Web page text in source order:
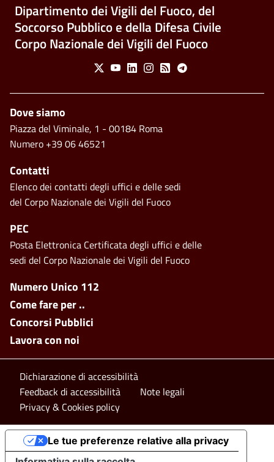
Dipartimento dei Vigili del Fuoco, del
Soccorso Pubblico e della Difesa Civile
Corpo Nazionale dei Vigili del Fuoco
Social Menu
X YoutubeLinkedinInstagram
Feed Telegram
Footer side menu
Numero Unico 112
Come fare per ..
Concorsi Pubblici
Lavora con noi
Piè di pagina
Dove siamo
Piazza del Viminale, 1 - 00184 Roma
Numero +39 06 46521
Contatti
Elenco dei contatti degli uffici e delle sedi
del Corpo Nazionale dei Vigili del Fuoco
PEC
Posta Elettronica Certificata degli uffici e delle
sedi del Corpo Nazionale dei Vigili del Fuoco
Footer bottom
Dichiarazione di accessibilità
Feedback di accessibilità
Note legali
Privacy & Cookies policy
Le tue preferenze relative alla privacy